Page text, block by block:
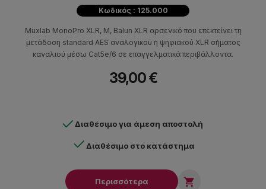
Κωδικός : 125.000
Muxlab MonoPro XLR, M, Balun XLR αρσενικό που επεκτείνει τη
μετάδοση standard AES αναλογικού ή ψηφιακού XLR σήματος
καναλιού μέσω Cat5e/6 σε επαγγελματικά περιβάλλοντα.
39,00 €
Διαθέσιμο για άμεση αποστολή
Διαθέσιμο στο κατάστημα
Περισσότερα 